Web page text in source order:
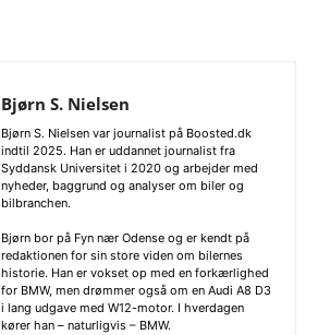
Bjørn S. Nielsen
Bjørn S. Nielsen var journalist på Boosted.dk
indtil 2025. Han er uddannet journalist fra
Syddansk Universitet i 2020 og arbejder med
nyheder, baggrund og analyser om biler og
bilbranchen.
Bjørn bor på Fyn nær Odense og er kendt på
redaktionen for sin store viden om bilernes
historie. Han er vokset op med en forkærlighed
for BMW, men drømmer også om en Audi A8 D3
i lang udgave med W12-motor. I hverdagen
kører han – naturligvis – BMW.